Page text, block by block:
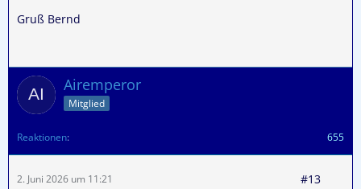
Gruß Bernd
Airemperor
Mitglied
Reaktionen 655
2. Juni 2026 um 11:21 #13